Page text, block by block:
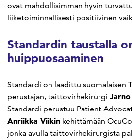
ovat mahdollisimman hyvin
liiketoiminnallisesti positiivinen
Standardin taustalla
huippuosaaminen
Standardi on laadittu suomalaisen
perustajan, taittovirhekirurgi
Standardi perustuu Patient
Anriikka Viikin kehittämään
jonka avulla taittovirhekirurgista